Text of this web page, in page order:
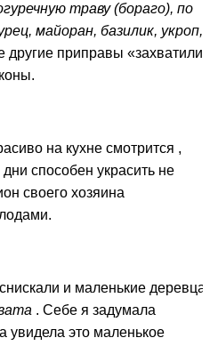
траву (бораго), по
майоран, базилик, укроп,
другие приправы «захватили»
на кухне смотрится ,
способен украсить не
своего хозяина
и маленькие деревца
. Себе я задумала
увидела это маленькое